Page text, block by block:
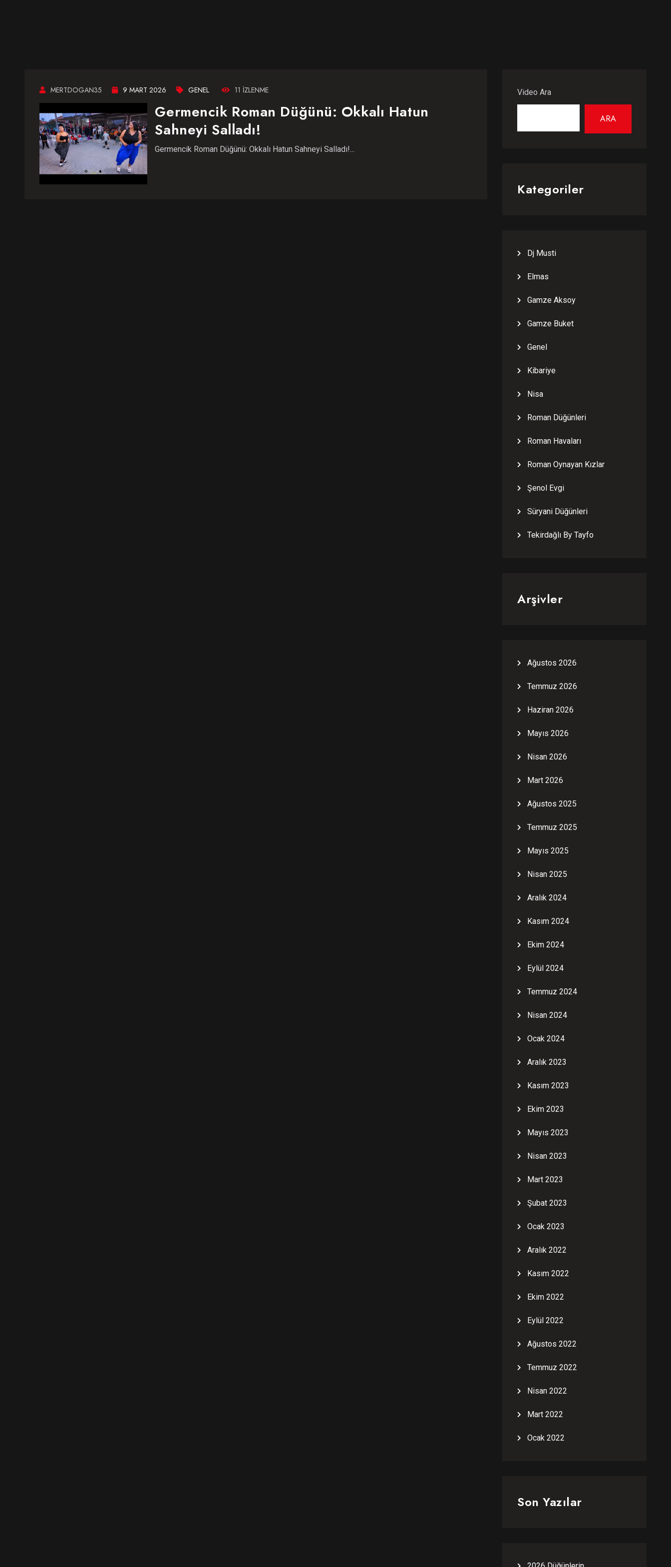
MERTDOGAN35 9 MART 2026 GENEL 11 IZLENME
Germencik Roman Düğünü: Okkalı Hatun
Sahneyi Salladı!
Germencik Roman Düğünü: Okkalı Hatun Sahneyi Salladı!...
Video Ara
ARA
Kategoriler
Dj Musti
Elmas
Gamze Aksoy
Gamze Buket
Genel
Kibariye
Nisa
Roman Düğünleri
Roman Havaları
Roman Oynayan Kızlar
Şenol Evgi
Süryani Düğünleri
Tekirdağlı By Tayfo
Arşivler
Ağustos 2026
Temmuz 2026
Haziran 2026
Mayıs 2026
Nisan 2026
Mart 2026
Ağustos 2025
Temmuz 2025
Mayıs 2025
Nisan 2025
Aralık 2024
Kasım 2024
Ekim 2024
Eylül 2024
Temmuz 2024
Nisan 2024
Ocak 2024
Aralık 2023
Kasım 2023
Ekim 2023
Mayıs 2023
Nisan 2023
Mart 2023
Şubat 2023
Ocak 2023
Aralık 2022
Kasım 2022
Ekim 2022
Eylül 2022
Ağustos 2022
Temmuz 2022
Nisan 2022
Mart 2022
Ocak 2022
Son Yazılar